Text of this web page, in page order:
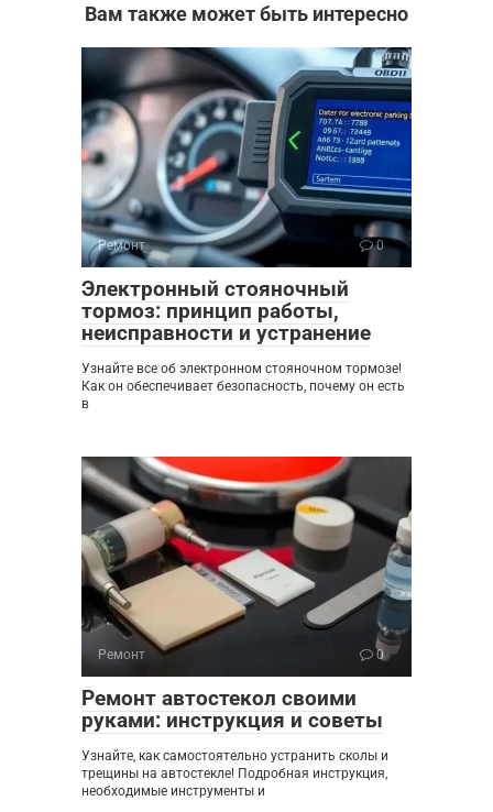
Вам также может быть интересно
Ремонт 0
Электронный стояночный
тормоз: принцип работы,
неисправности и устранение
Узнайте все об электронном стояночном тормозе!
Как он обеспечивает безопасность, почему он есть
в
Ремонт 0
Ремонт автостекол своими
руками: инструкция и советы
Узнайте, как самостоятельно устранить сколы и
трещины на автостекле! Подробная инструкция,
необходимые инструменты и